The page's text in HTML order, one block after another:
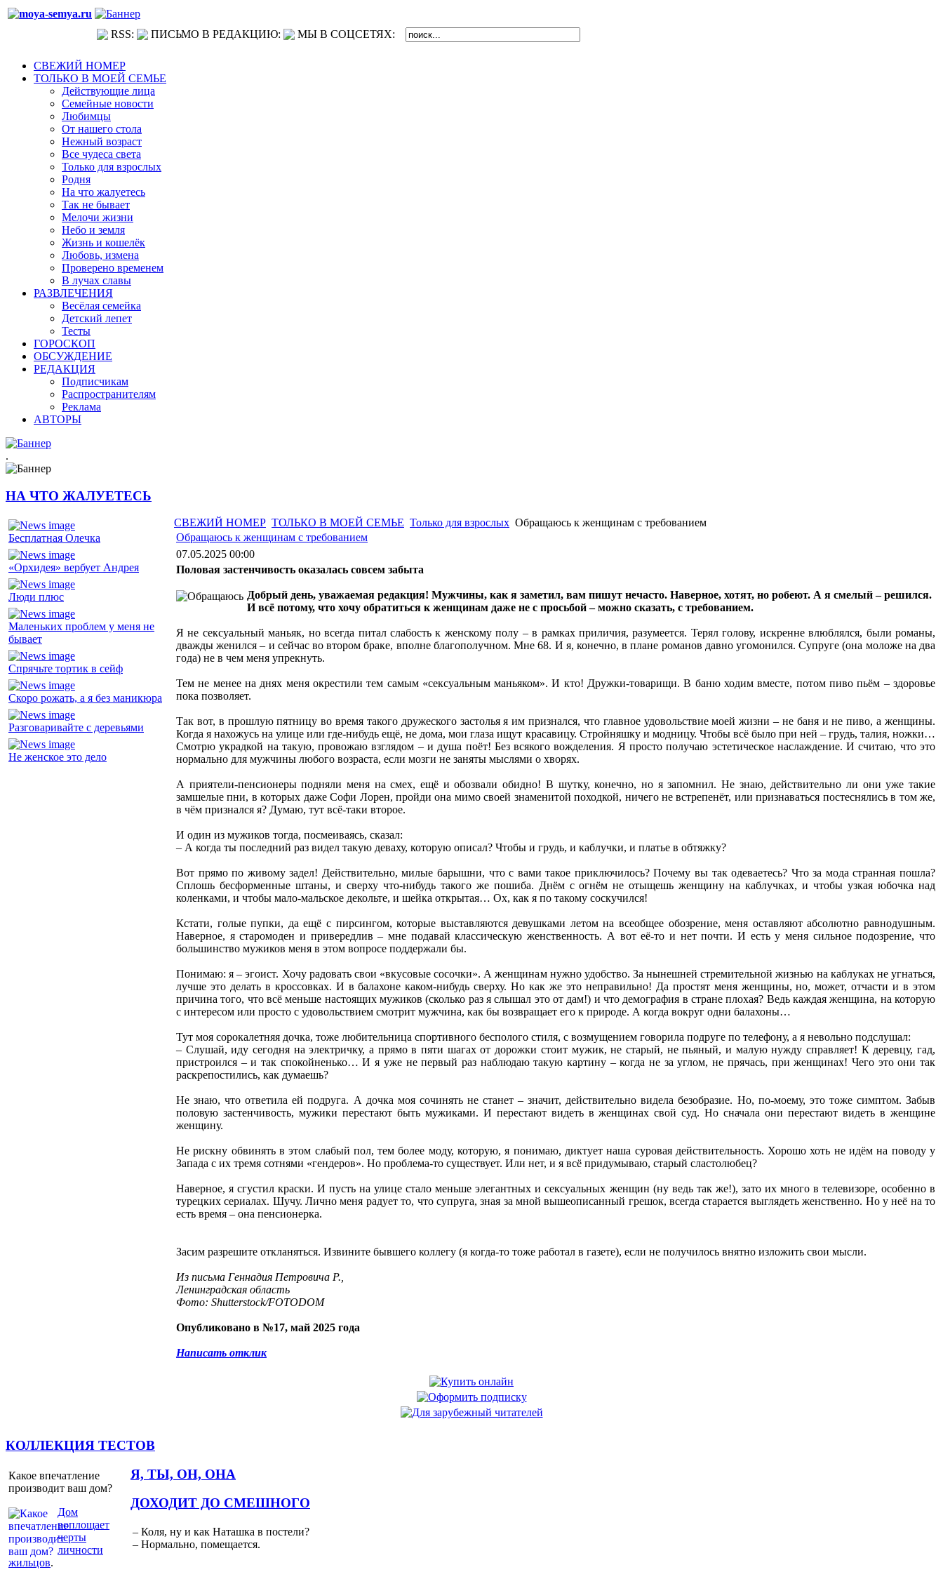
RSS: ПИСЬМО В РЕДАКЦИЮ: МЫ В СОЦСЕТЯХ:
СВЕЖИЙ НОМЕР
ТОЛЬКО В МОЕЙ СЕМЬЕ
Действующие лица
Семейные новости
Любимцы
От нашего стола
Нежный возраст
Все чудеса света
Только для взрослых
Родня
На что жалуетесь
Так не бывает
Мелочи жизни
Небо и земля
Жизнь и кошелёк
Любовь, измена
Проверено временем
В лучах славы
РАЗВЛЕЧЕНИЯ
Весёлая семейка
Детский лепет
Тесты
ГОРОСКОП
ОБСУЖДЕНИЕ
РЕДАКЦИЯ
Подписчикам
Распространителям
Реклама
АВТОРЫ
.
НА ЧТО ЖАЛУЕТЕСЬ
Бесплатная Олечка
«Орхидея» вербует Андрея
Люди плюс
Маленьких проблем у меня не
бывает
Спрячьте тортик в сейф
Скоро рожать, а я без маникюра
Разговаривайте с деревьями
Не женское это дело
СВЕЖИЙ НОМЕР ТОЛЬКО В МОЕЙ СЕМЬЕ Только для взрослых Обращаюсь к женщинам с требованием
Обращаюсь к женщинам с требованием
07.05.2025 00:00
Половая застенчивость оказалась совсем забыта
Добрый день, уважаемая редакция! Мужчины, как я заметил, вам пишут нечасто. Наверное, хотят, но робеют. А я смелый – решился.
И всё потому, что хочу обратиться к женщинам даже не с просьбой – можно сказать, с требованием.
Я не сексуальный маньяк, но всегда питал слабость к женскому полу – в рамках приличия, разумеется. Терял голову, искренне влюблялся, были романы,
дважды женился – и сейчас во втором браке, вполне благополучном. Мне 68. И я, конечно, в плане романов давно угомонился. Супруге (она моложе на два
года) не в чем меня упрекнуть.
Тем не менее на днях меня окрестили тем самым «сексуальным маньяком». И кто! Дружки-товарищи. В баню ходим вместе, потом пиво пьём – здоровье
пока позволяет.
Так вот, в прошлую пятницу во время такого дружеского застолья я им признался, что главное удовольствие моей жизни – не баня и не пиво, а женщины.
Когда я нахожусь на улице или где-нибудь ещё, не дома, мои глаза ищут красавицу. Стройняшку и модницу. Чтобы всё было при ней – грудь, талия, ножки…
Смотрю украдкой на такую, провожаю взглядом – и душа поёт! Без всякого вожделения. Я просто получаю эстетическое наслаждение. И считаю, что это
нормально для мужчины любого возраста, если мозги не заняты мыслями о хворях.
А приятели-пенсионеры подняли меня на смех, ещё и обозвали обидно! В шутку, конечно, но я запомнил. Не знаю, действительно ли они уже такие
замшелые пни, в которых даже Софи Лорен, пройди она мимо своей знаменитой походкой, ничего не встрепенёт, или признаваться постеснялись в том же,
в чём признался я? Думаю, тут всё-таки второе.
И один из мужиков тогда, посмеиваясь, сказал:
– А когда ты последний раз видел такую деваху, которую описал? Чтобы и грудь, и каблучки, и платье в обтяжку?
Вот прямо по живому задел! Действительно, милые барышни, что с вами такое приключилось? Почему вы так одеваетесь? Что за мода странная пошла?
Сплошь бесформенные штаны, и сверху что-нибудь такого же пошиба. Днём с огнём не отыщешь женщину на каблучках, и чтобы узкая юбочка над
коленками, и чтобы мало-мальское декольте, и шейка открытая… Ох, как я по такому соскучился!
Кстати, голые пупки, да ещё с пирсингом, которые выставляются девушками летом на всеобщее обозрение, меня оставляют абсолютно равнодушным.
Наверное, я старомоден и привередлив – мне подавай классическую женственность. А вот её-то и нет почти. И есть у меня сильное подозрение, что
большинство мужиков меня в этом вопросе поддержали бы.
Понимаю: я – эгоист. Хочу радовать свои «вкусовые сосочки». А женщинам нужно удобство. За нынешней стремительной жизнью на каблуках не угнаться,
лучше это делать в кроссовках. И в балахоне каком-нибудь сверху. Но как же это неправильно! Да простят меня женщины, но, может, отчасти и в этом
причина того, что всё меньше настоящих мужиков (сколько раз я слышал это от дам!) и что демография в стране плохая? Ведь каждая женщина, на которую
с интересом или просто с удовольствием смотрит мужчина, как бы возвращает его к природе. А когда вокруг одни балахоны…
Тут моя сорокалетняя дочка, тоже любительница спортивного бесполого стиля, с возмущением говорила подруге по телефону, а я невольно подслушал:
– Слушай, иду сегодня на электричку, а прямо в пяти шагах от дорожки стоит мужик, не старый, не пьяный, и малую нужду справляет! К деревцу, гад,
пристроился – и так спокойненько… И я уже не первый раз наблюдаю такую картину – когда не за углом, не прячась, при женщинах! Чего это они так
раскрепостились, как думаешь?
Не знаю, что ответила ей подруга. А дочка моя сочинять не станет – значит, действительно видела безобразие. Но, по-моему, это тоже симптом. Забыв
половую застенчивость, мужики перестают быть мужиками. И перестают видеть в женщинах свой суд. Но сначала они перестают видеть в женщине
женщину.
Не рискну обвинять в этом слабый пол, тем более моду, которую, я понимаю, диктует наша суровая действительность. Хорошо хоть не идём на поводу у
Запада с их тремя сотнями «гендеров». Но проблема-то существует. Или нет, и я всё придумываю, старый сластолюбец?
Наверное, я сгустил краски. И пусть на улице стало меньше элегантных и сексуальных женщин (ну ведь так же!), зато их много в телевизоре, особенно в
турецких сериалах. Шучу. Лично меня радует то, что супруга, зная за мной вышеописанный грешок, всегда старается выглядеть женственно. Но у неё на то
есть время – она пенсионерка.
Засим разрешите откланяться. Извините бывшего коллегу (я когда-то тоже работал в газете), если не получилось внятно изложить свои мысли.
Из письма Геннадия Петровича Р.,
Ленинградская область
Фото: Shutterstock/FOTODOM
Опубликовано в №17, май 2025 года
Написать отклик
КОЛЛЕКЦИЯ ТЕСТОВ
Какое впечатление
производит ваш дом?
Дом
воплощает
черты
личности
жильцов.
Я, ТЫ, ОН, ОНА
ДОХОДИТ ДО СМЕШНОГО
– Коля, ну и как Наташка в постели?
– Нормально, помещается.